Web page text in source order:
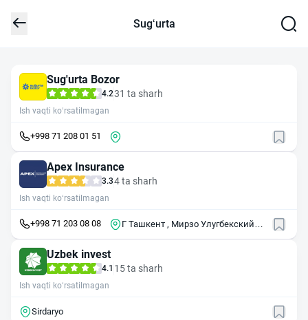
Sug‘urta
Sug'urta Bozor
4.231 ta sharh
Ish vaqti ko‘rsatilmagan
+998 71 208 01 51
Apex Insurance
3.34 ta sharh
Ish vaqti ko‘rsatilmagan
+998 71 203 08 08
Г Ташкент , Мирзо Улугбекский
Uzbek invest
4.1 15 ta sharh
Ish vaqti ko‘rsatilmagan
Sirdaryo